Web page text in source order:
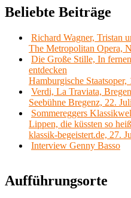
Beliebte Beiträge
Richard Wagner, Tristan
The Metropolitan Opera,
Die Große Stille, In
entdecken
Hamburgische
Verdi, La Traviata,
Seebühne Bregenz, 22.
Sommereggers
Lippen, die küssten so heiß
klassik-begeistert.de, 27.
Interview Genny Basso
Aufführungsorte